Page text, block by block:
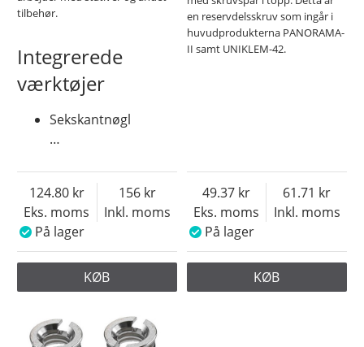
tilbehør.
Integrerede
værktøjer
Sekskantnøgl
…
Eks. moms
124.80
Inkl. moms
156
På lager
KØB
en reservdelsskruv som ingår i
huvudprodukterna PANORAMA-
II samt UNIKLEM-42.
Eks. moms
49.37
Inkl. moms
61.71
På lager
KØB